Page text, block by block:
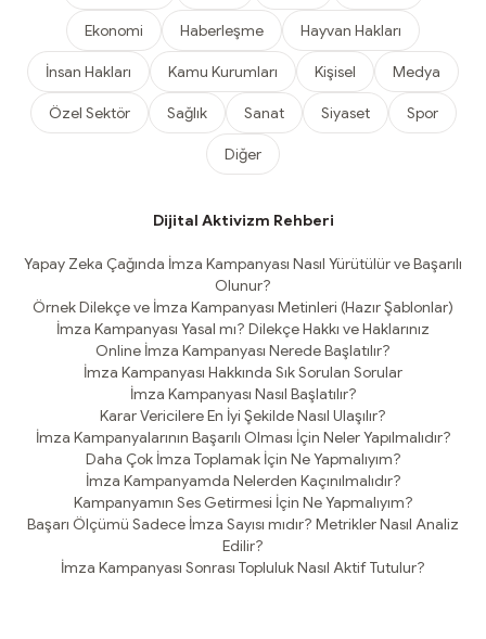
Ekonomi Haberleşme Hayvan Hakları
İnsan Hakları Kamu Kurumları Kişisel Medya
Özel Sektör Sağlık Sanat Siyaset Spor
Diğer
Dijital Aktivizm Rehberi
Yapay Zeka Çağında İmza Kampanyası Nasıl Yürütülür ve Başarılı
Olunur?
Örnek Dilekçe ve İmza Kampanyası Metinleri (Hazır Şablonlar)
İmza Kampanyası Yasal mı? Dilekçe Hakkı ve Haklarınız
Online İmza Kampanyası Nerede Başlatılır?
İmza Kampanyası Hakkında Sık Sorulan Sorular
İmza Kampanyası Nasıl Başlatılır?
Karar Vericilere En İyi Şekilde Nasıl Ulaşılır?
İmza Kampanyalarının Başarılı Olması İçin Neler Yapılmalıdır?
Daha Çok İmza Toplamak İçin Ne Yapmalıyım?
İmza Kampanyamda Nelerden Kaçınılmalıdır?
Kampanyamın Ses Getirmesi İçin Ne Yapmalıyım?
Başarı Ölçümü Sadece İmza Sayısı mıdır? Metrikler Nasıl Analiz
Edilir?
İmza Kampanyası Sonrası Topluluk Nasıl Aktif Tutulur?